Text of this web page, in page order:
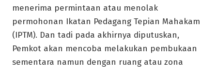
menerima permintaan atau menolak
permohonan Ikatan Pedagang Tepian Mahakam
(IPTM). Dan tadi pada akhirnya diputuskan,
Pemkot akan mencoba melakukan pembukaan
sementara namun dengan ruang atau zona